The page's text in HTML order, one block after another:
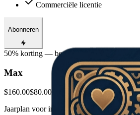
Commerciële licentie
Abonneren
50% korting — bespaar $234.00
Max
$160.00$80.00 / maand
Jaarplan voor intensief gebruik.